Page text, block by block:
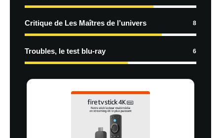
Critique de Les Maîtres de l’univers 8
Troubles, le test blu-ray 6